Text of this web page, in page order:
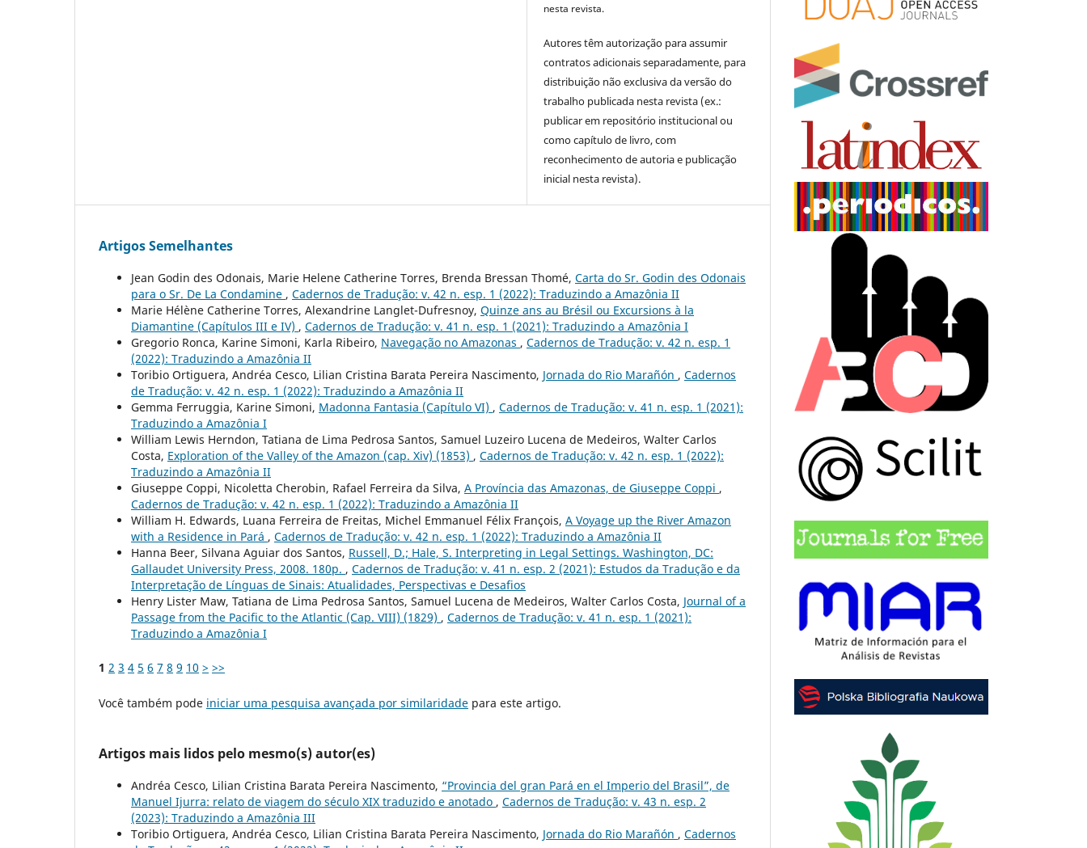
nesta revista.
Autores têm autorização para assumir
contratos adicionais separadamente, para
distribuição não exclusiva da versão do
trabalho publicada nesta revista (ex.:
publicar em repositório institucional ou
como capítulo de livro, com
reconhecimento de autoria e publicação
inicial nesta revista).
Artigos Semelhantes
Jean Godin des Odonais, Marie Helene Catherine Torres, Brenda Bressan Thomé, Carta do Sr. Godin des Odonais
para o Sr. De La Condamine , Cadernos de Tradução: v. 42 n. esp. 1 (2022): Traduzindo a Amazônia II
Marie Hélène Catherine Torres, Alexandrine Langlet-Dufresnoy, Quinze ans au Brésil ou Excursions à la
Diamantine (Capítulos III e IV) , Cadernos de Tradução: v. 41 n. esp. 1 (2021): Traduzindo a Amazônia I
Gregorio Ronca, Karine Simoni, Karla Ribeiro, Navegação no Amazonas , Cadernos de Tradução: v. 42 n. esp. 1
(2022): Traduzindo a Amazônia II
Toribio Ortiguera, Andréa Cesco, Lilian Cristina Barata Pereira Nascimento, Jornada do Rio Marañón , Cadernos
de Tradução: v. 42 n. esp. 1 (2022): Traduzindo a Amazônia II
Gemma Ferruggia, Karine Simoni, Madonna Fantasia (Capítulo VI) , Cadernos de Tradução: v. 41 n. esp. 1 (2021):
Traduzindo a Amazônia I
William Lewis Herndon, Tatiana de Lima Pedrosa Santos, Samuel Luzeiro Lucena de Medeiros, Walter Carlos
Costa, Exploration of the Valley of the Amazon (cap. Xiv) (1853) , Cadernos de Tradução: v. 42 n. esp. 1 (2022):
Traduzindo a Amazônia II
Giuseppe Coppi, Nicoletta Cherobin, Rafael Ferreira da Silva, A Província das Amazonas, de Giuseppe Coppi ,
Cadernos de Tradução: v. 42 n. esp. 1 (2022): Traduzindo a Amazônia II
William H. Edwards, Luana Ferreira de Freitas, Michel Emmanuel Félix François, A Voyage up the River Amazon
with a Residence in Pará , Cadernos de Tradução: v. 42 n. esp. 1 (2022): Traduzindo a Amazônia II
Hanna Beer, Silvana Aguiar dos Santos, Russell, D.; Hale, S. Interpreting in Legal Settings. Washington, DC:
Gallaudet University Press, 2008. 180p. , Cadernos de Tradução: v. 41 n. esp. 2 (2021): Estudos da Tradução e da
Interpretação de Línguas de Sinais: Atualidades, Perspectivas e Desafios
Henry Lister Maw, Tatiana de Lima Pedrosa Santos, Samuel Lucena de Medeiros, Walter Carlos Costa, Journal of a
Passage from the Pacific to the Atlantic (Cap. VIII) (1829) , Cadernos de Tradução: v. 41 n. esp. 1 (2021):
Traduzindo a Amazônia I
1 2 3 4 5 6 7 8 9 10 > >>
Você também pode iniciar uma pesquisa avançada por similaridade para este artigo.
Artigos mais lidos pelo mesmo(s) autor(es)
Andréa Cesco, Lilian Cristina Barata Pereira Nascimento, “Provincia del gran Pará en el Imperio del Brasil”, de
Manuel Ijurra: relato de viagem do século XIX traduzido e anotado , Cadernos de Tradução: v. 43 n. esp. 2
(2023): Traduzindo a Amazônia III
Toribio Ortiguera, Andréa Cesco, Lilian Cristina Barata Pereira Nascimento, Jornada do Rio Marañón , Cadernos